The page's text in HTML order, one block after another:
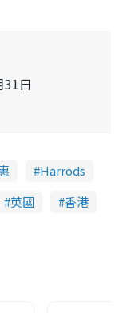
日
Harrods
英國
香港